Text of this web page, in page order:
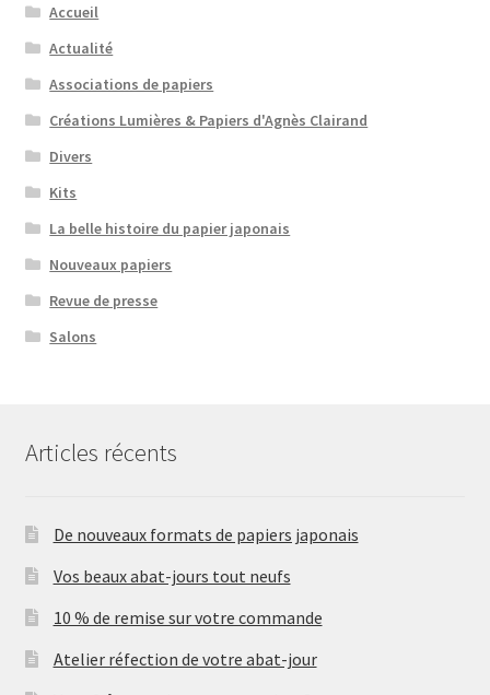
Accueil
Actualité
Associations de papiers
Créations Lumières & Papiers d'Agnès Clairand
Divers
Kits
La belle histoire du papier japonais
Nouveaux papiers
Revue de presse
Salons
Articles récents
De nouveaux formats de papiers japonais
Vos beaux abat-jours tout neufs
10 % de remise sur votre commande
Atelier réfection de votre abat-jour